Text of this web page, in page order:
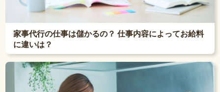
家事代行の仕事は儲かるの？ 仕事内容によってお給料
に違いは？